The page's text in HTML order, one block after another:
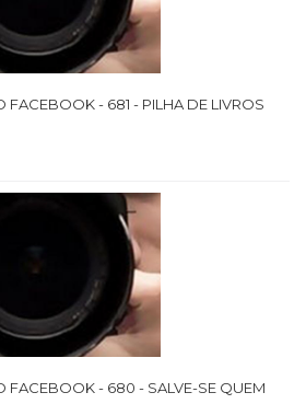
FACEBOOK - 681 - PILHA DE LIVROS
FACEBOOK - 680 - SALVE-SE QUEM